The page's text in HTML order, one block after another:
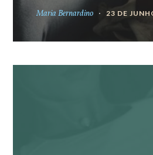
Maria Bernardino 23 DE